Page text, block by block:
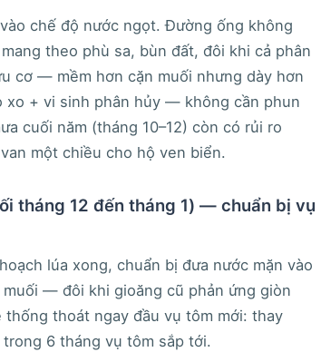
chế độ nước ngọt. Đường ống không
theo phù sa, bùn đất, đôi khi cả phân
cơ — mềm hơn cặn muối nhưng dày hơn
+ vi sinh phân hủy — không cần phun
cuối năm (tháng 10–12) còn có rủi ro
một chiều cho hộ ven biển.
tháng 12 đến tháng 1) — chuẩn bị vụ
lúa xong, chuẩn bị đưa nước mặn vào
— đôi khi gioăng cũ phản ứng giòn
thoát ngay đầu vụ tôm mới: thay
6 tháng vụ tôm sắp tới.